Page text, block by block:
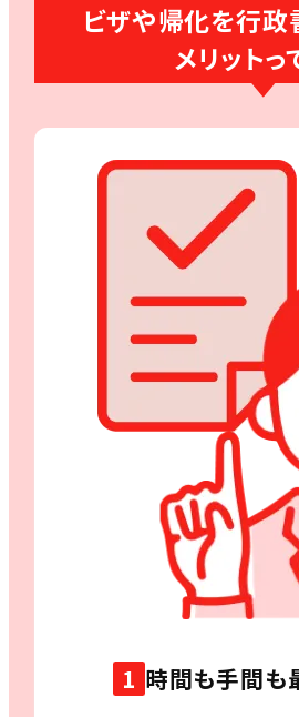
ビザや帰化を行
メリットっ
1 時間も手間も